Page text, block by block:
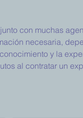
con muchas
necesaria,
y la
al contratar un